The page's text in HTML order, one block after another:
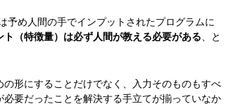
予め人間の手でインプットされたプログラムに
ト（特徴量）は必ず人間が教える必要がある 、と
形にすることだけでなく、入力そのものもすべ
要だったことを解決する手立てが揃っていなか